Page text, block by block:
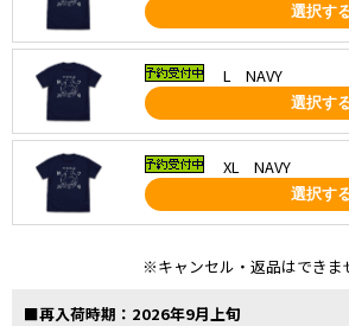
選択す
L NAVY
選択す
XL NAVY
選択す
※キャンセル・返品はできま
■再入荷時期：2026年9月上旬